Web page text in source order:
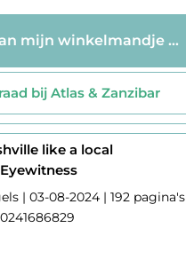
Voeg toe aan mijn winkelmandje
bij Atlas & Zanzibar
like a local
| 03-08-2024 | 192 pagina's